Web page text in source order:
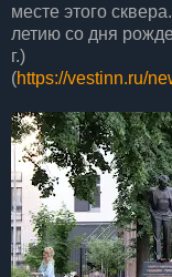
месте этого
летию со дня
г.)
(https://vestinn.ru/